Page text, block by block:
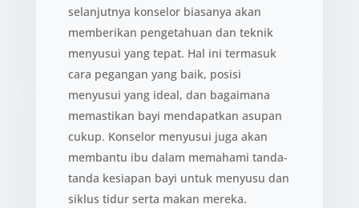
selanjutnya konselor biasanya akan
memberikan pengetahuan dan teknik
menyusui yang tepat. Hal ini termasuk
cara pegangan yang baik, posisi
menyusui yang ideal, dan bagaimana
memastikan bayi mendapatkan asupan
cukup. Konselor menyusui juga akan
membantu ibu dalam memahami tanda-
tanda kesiapan bayi untuk menyusu dan
siklus tidur serta makan mereka.